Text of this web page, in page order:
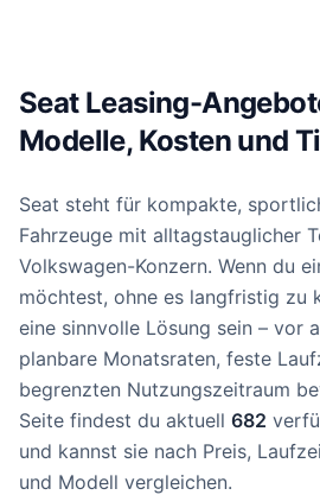
Seat Leasing-
Modelle, Kosten und
Seat steht für kompakte,
Fahrzeuge mit alltagstauglicher
Volkswagen-Konzern. Wenn du
möchtest, ohne es langfristig zu
eine sinnvolle Lösung sein – vor
planbare Monatsraten, feste
begrenzten Nutzungszeitraum
Seite findest du aktuell 682
und kannst sie nach Preis,
und Modell vergleichen.